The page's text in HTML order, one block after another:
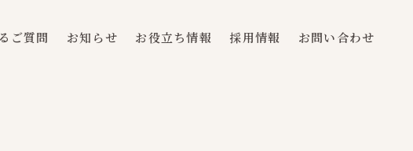
ご質問 お知らせ お役立ち情報 採用情報 お問い合わせ